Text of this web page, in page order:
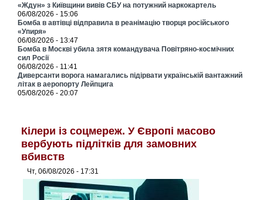
«Ждун» з Київщини вивів СБУ на потужний наркокартель
06/08/2026 - 15:06
Бомба в автівці відправила в реанімацію творця російського
«Упиря»
06/08/2026 - 13:47
Бомба в Москві убила зятя командувача Повітряно-космічних
сил Росії
06/08/2026 - 11:41
Диверсанти ворога намагались підірвати українській вантажний
літак в аеропорту Лейпцига
05/08/2026 - 20:07
Кілери із соцмереж. У Європі масово
вербують підлітків для замовних
вбивств
Чт, 06/08/2026 - 17:31